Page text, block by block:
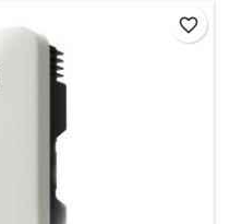
favorite_border